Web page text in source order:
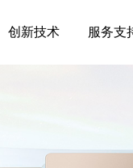
创新技术 服务支